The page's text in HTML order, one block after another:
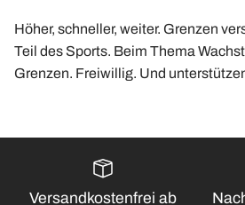
Höher, schneller, weiter. Grenzen
Teil des Sports. Beim Thema
Grenzen. Freiwillig. Und
Versandkostenfrei ab